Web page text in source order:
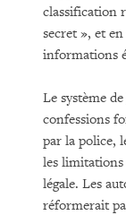
classification
secret », et
informations
Le système
confessions
par la police,
les limitations
légale. Les
réformerait